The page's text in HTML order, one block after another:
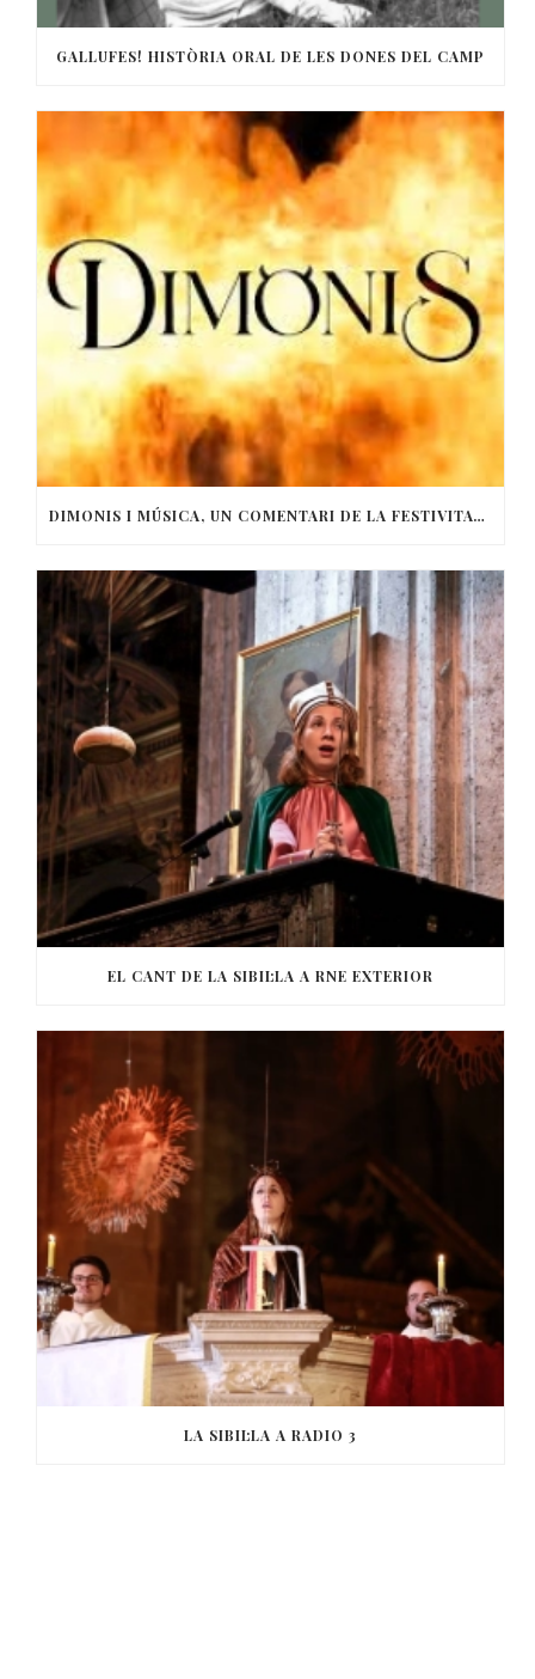
GALLUFES! HISTÒRIA ORAL DE LES DONES DEL CAMP
DIMONIS I MÚSICA, UN COMENTARI DE LA FESTIVITAT DE SANT ANTONI
EL CANT DE LA SIBIL·LA A RNE EXTERIOR
LA SIBIL·LA A RADIO 3